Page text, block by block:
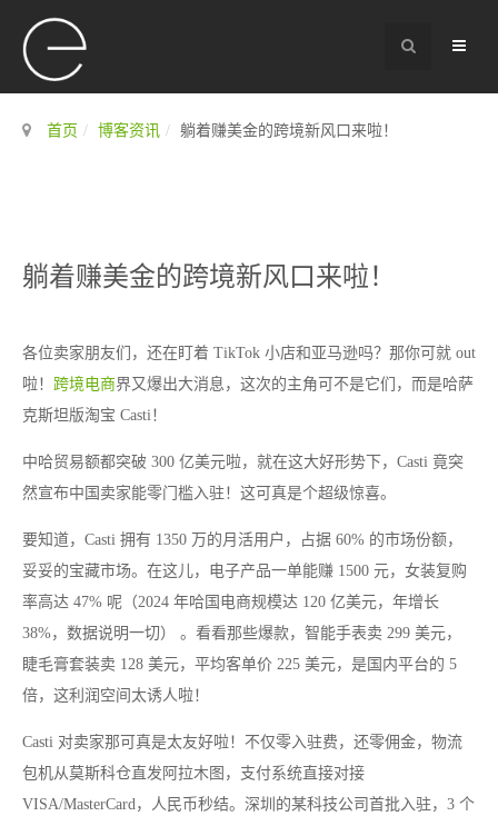
首页 博客资讯 躺着赚美金的跨境新风口来啦！
躺着赚美金的跨境新风口来啦！
各位卖家朋友们，还在盯着 TikTok 小店和亚马逊吗？那你可就 out
啦！ 跨境电商界又爆出大消息，这次的主角可不是它们，而是哈萨
克斯坦版淘宝 Casti！
中哈贸易额都突破 300 亿美元啦，就在这大好形势下，Casti 竟突
然宣布中国卖家能零门槛入驻！这可真是个超级惊喜。
要知道，Casti 拥有 1350 万的月活用户，占据 60% 的市场份额，
妥妥的宝藏市场。在这儿，电子产品一单能赚 1500 元，女装复购
率高达 47% 呢（2024 年哈国电商规模达 120 亿美元，年增长
38%，数据说明一切） 。看看那些爆款，智能手表卖 299 美元，
睫毛膏套装卖 128 美元，平均客单价 225 美元，是国内平台的 5
倍，这利润空间太诱人啦！
Casti 对卖家那可真是太友好啦！不仅零入驻费，还零佣金，物流
包机从莫斯科仓直发阿拉木图，支付系统直接对接
VISA/MasterCard，人民币秒结。深圳的某科技公司首批入驻，3 个